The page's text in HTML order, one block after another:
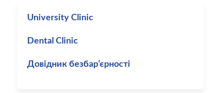
University Clinic
Dental Clinic
Довідник безбар’єрності